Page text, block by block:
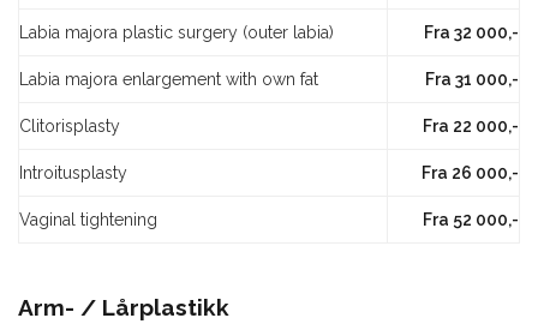
Labia majora plastic surgery (outer labia) Fra 32 000,-
Labia majora enlargement with own fat Fra 31 000,-
Clitorisplasty Fra 22 000,-
Introitusplasty Fra 26 000,-
Vaginal tightening Fra 52 000,-
Arm- / Lårplastikk